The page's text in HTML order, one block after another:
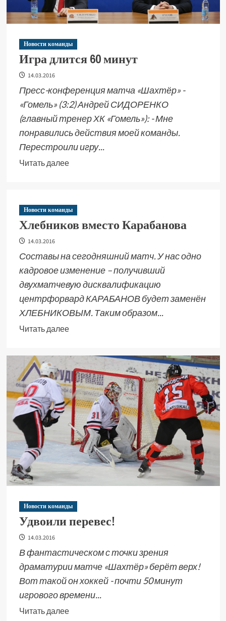
Новости команды
Игра длится 60 минут
14.03.2016
Пресс-конференция матча «Шахтёр» -
«Гомель» (3:2) Андрей СИДОРЕНКО
(главный тренер ХК «Гомель»): - Мне
понравились действия моей команды.
Перестроили игру...
Читать далее
Новости команды
Хлебников вместо Карабанова
14.03.2016
Составы на сегодняшний матч. У нас одно
кадровое изменение – получивший
двухматчевую дисквалификацию
центрфорвард КАРАБАНОВ будет заменён
ХЛЕБНИКОВЫМ. Таким образом...
Читать далее
Новости команды
Удвоили перевес!
14.03.2016
В фантастическом с точки зрения
драматурии матче «Шахтёр» берёт верх!
Вот такой он хоккей - почти 50 минут
игрового времени...
Читать далее